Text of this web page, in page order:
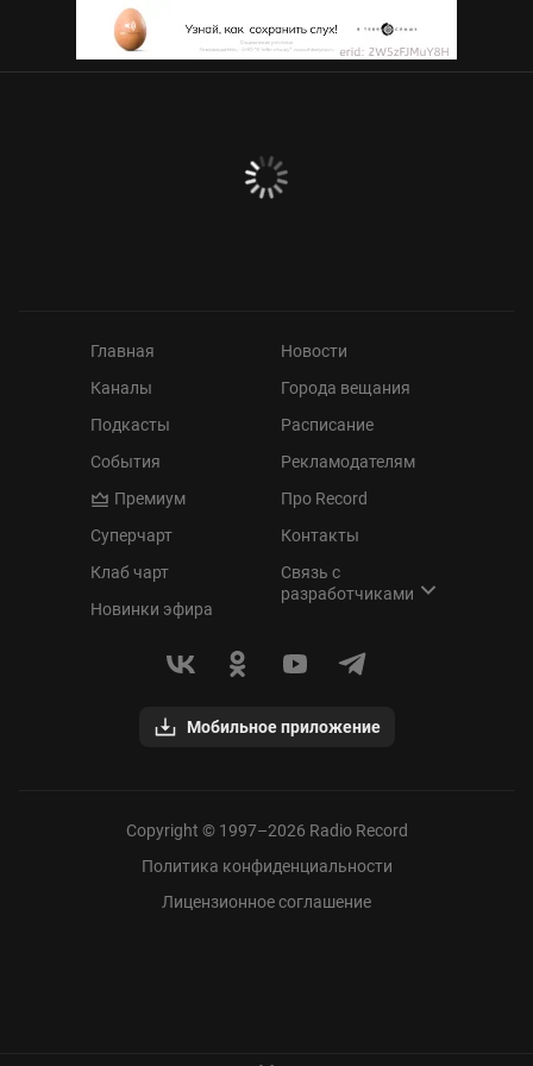
Главная
Каналы
Подкасты
События
Премиум
Суперчарт
Клаб чарт
Новинки эфира
Новости
Города вещания
Расписание
Рекламодателям
Про Record
Контакты
Связь с
разработчиками
Мобильное приложение
Copyright © 1997–2026 Radio Record
Политика конфиденциальности
Лицензионное соглашение